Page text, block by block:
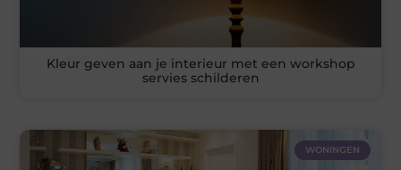
Kleur geven aan je interieur met een workshop
servies schilderen
WONINGEN